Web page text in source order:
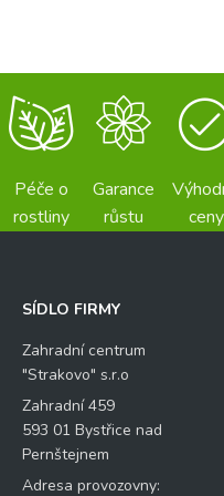
Péče o
rostliny
Garance
růstu
ceny
SÍDLO FIRMY
Zahradní centrum
"Strakovo" s.r.o
Zahradní 459
593 01 Bystřice nad
Pernštejnem
Adresa provozovny: